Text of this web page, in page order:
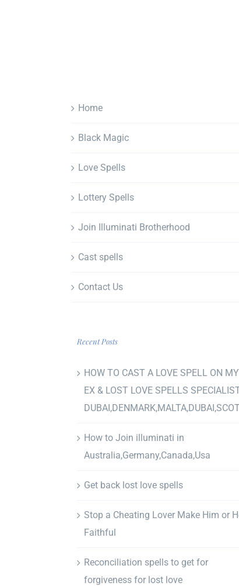
Home
Black Magic
Love Spells
Lottery Spells
Join Illuminati Brotherhood
Cast spells
Contact Us
Recent Posts
HOW TO CAST A LOVE SPELL ON MY
EX & LOST LOVE SPELLS
How to Join illuminati in
Australia,Germany,Canada,Usa
Get back lost love spells
Stop a Cheating Lover Make Him or
Faithful
Reconciliation spells to get for
forgiveness for lost love